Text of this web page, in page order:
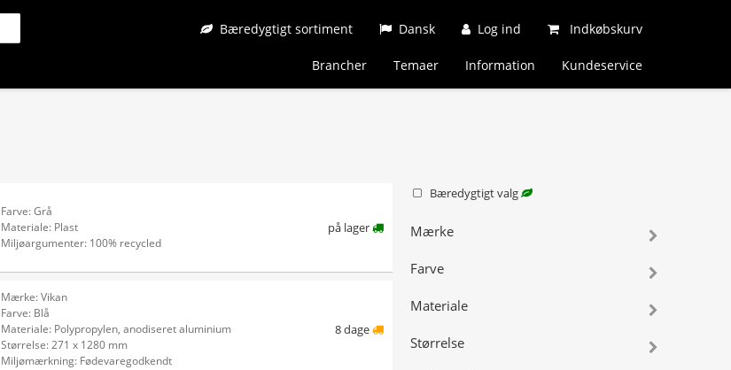
Bæredygtigt sortiment Dansk Log ind Indkøbskurv
Brancher Temaer Information Kundeservice
Farve: Grå
Materiale: Plast
Miljøargumenter: 100% recycled
på lager
Mærke: Vikan
Farve: Blå
Materiale: Polypropylen, anodiseret aluminium
Størrelse: 271 x 1280 mm
Miljømærkning: Fødevaregodkendt
8 dage
Bæredygtigt valg
Mærke
Farve
Materiale
Størrelse